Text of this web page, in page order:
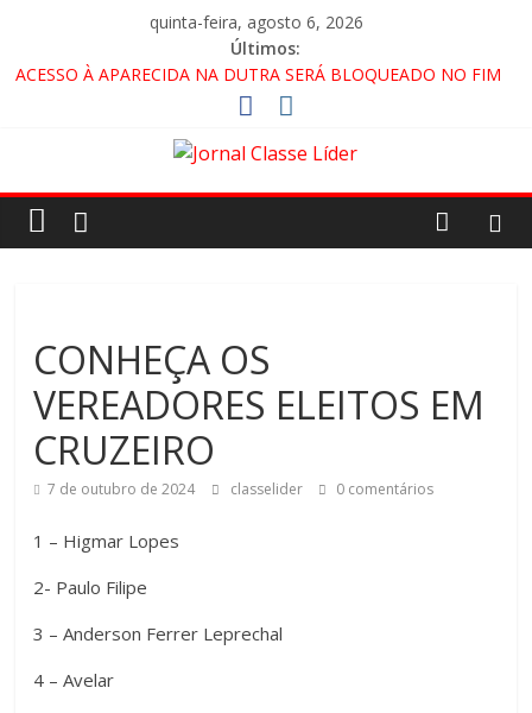
quinta-feira, agosto 6, 2026
Últimos:
ACESSO À APARECIDA NA DUTRA SERÁ BLOQUEADO NO FIM
DE SEMANA; MOTORISTAS DEVEM USAR ROTAS
🚨 LORENA, PINDAMONHANGABA E QUELUZ NA RETA FINAL
CRUZEIRO VIRA CENÁRIO DE FILME NACIONAL COM ESTREIA
PREVISTA PARA 2027!
CONHEÇA OS
VEREADORES ELEITOS EM
CRUZEIRO
7 de outubro de 2024 classelider 0 comentários
1 – Higmar Lopes
2- Paulo Filipe
3 – Anderson Ferrer Leprechal
4 – Avelar